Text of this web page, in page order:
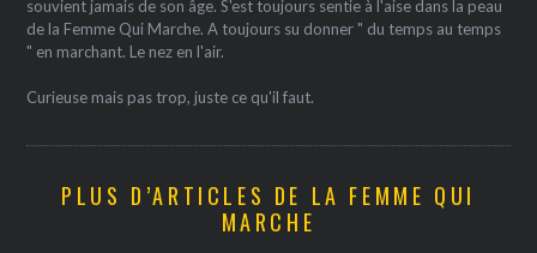
souvient jamais de son âge. S'est toujours sentie à l'aise dans la peau
de la Femme Qui Marche. A toujours su donner " du temps au temps
" en marchant. Le nez en l'air.
Curieuse mais pas trop, juste ce qu'il faut.
PLUS D’ARTICLES DE LA FEMME QUI
MARCHE